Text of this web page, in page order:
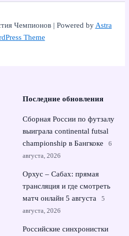
Чемпионов | Powered byAstra
Theme
Последние обновления
Сборная России по футзалу
выиграла continental futsal
championship в Бангкоке
6
августа, 2026
Орхус – Сабах: прямая
трансляция и где смотреть
матч онлайн 5 августа
5
августа, 2026
Российские синхронистки